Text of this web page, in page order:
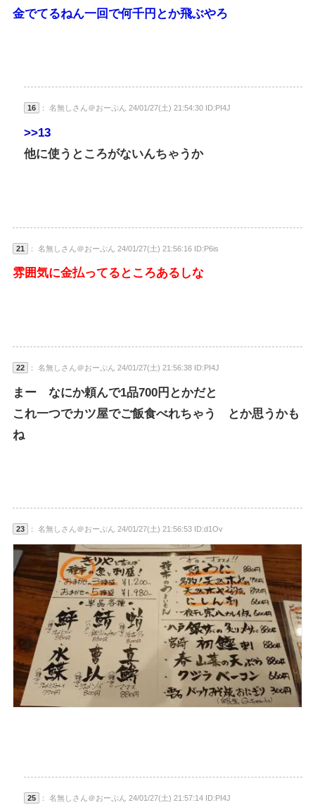
金でてるねん一回で何千円とか飛ぶやろ
16 ： 名無しさん＠おーぷん 24/01/27(土) 21:54:30 ID:PI4J
>>13
他に使うところがないんちゃうか
21 ： 名無しさん＠おーぷん 24/01/27(土) 21:56:16 ID:P6is
雰囲気に金払ってるところあるしな
22 ： 名無しさん＠おーぷん 24/01/27(土) 21:56:38 ID:PI4J
まー なにか頼んで1品700円とかだと
これ一つでカツ屋でご飯食べれちゃう とか思うかも
ね
23 ： 名無しさん＠おーぷん 24/01/27(土) 21:56:53 ID:d1Ov
25 ： 名無しさん＠おーぷん 24/01/27(土) 21:57:14 ID:PI4J